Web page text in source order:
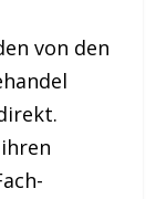
von den